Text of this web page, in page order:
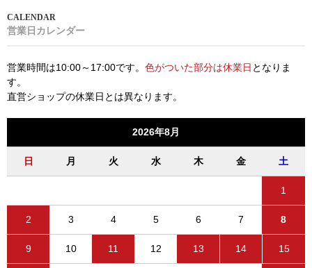
営業日カレンダー
営業時間は10:00～17:00です。 色がついた部分は休業日 となりま
す。
直営ショップの休業日とは異なります。
2026年8月
日 月 火 水 木 金 土
1
2 3 4 5 6 7 8
9 10 11 12 13 14 15